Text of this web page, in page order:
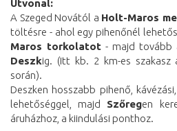
Útvonal:
A Szeged Novától a Holt-Maros
töltésre - ahol egy pihenőnél
Maros torkolatot - majd tovább
Deszkig. (Itt kb. 2 km-es
során).
Deszken hosszabb pihenő,
lehetőséggel, majd Szőregen
áruházhoz, a kiindulási ponthoz.